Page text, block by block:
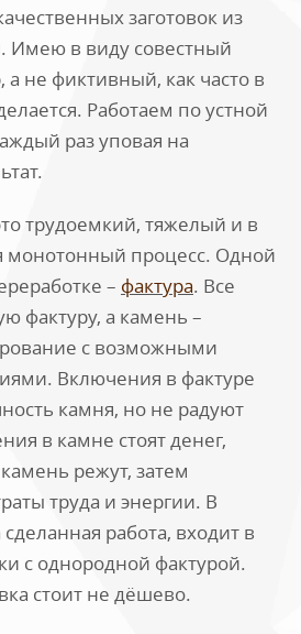
заготовок из
Имею в виду совестный
не фиктивный, как часто в
Работаем по устной
раз уповая на
трудоемкий, тяжелый и в
монотонный процесс. Одной
– фактура. Все
фактуру, а камень –
с возможными
Включения в фактуре
камня, но не радуют
в камне стоят денег,
режут, затем
труда и энергии. В
сделанная работа, входит в
с однородной фактурой.
стоит не дёшево.